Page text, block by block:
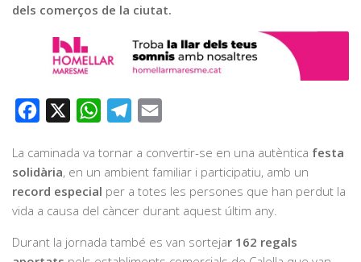
dels comerços de la ciutat.
Facebook WhatsAppTelegram
La caminada va tornar a convertir-se en una autèntica festa
solidària, en un ambient familiar i participatiu, amb un
record especial per a totes les persones que han perdut la
vida a causa del càncer durant aquest últim any.
Durant la jornada també es van sortejar 162 regals